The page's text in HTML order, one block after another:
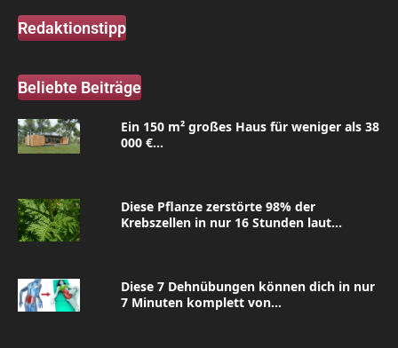
Redaktionstipp
Beliebte Beiträge
Ein 150 m² großes Haus für weniger als 38
000 €...
Diese Pflanze zerstörte 98% der
Krebszellen in nur 16 Stunden laut...
Diese 7 Dehnübungen können dich in nur
7 Minuten komplett von...